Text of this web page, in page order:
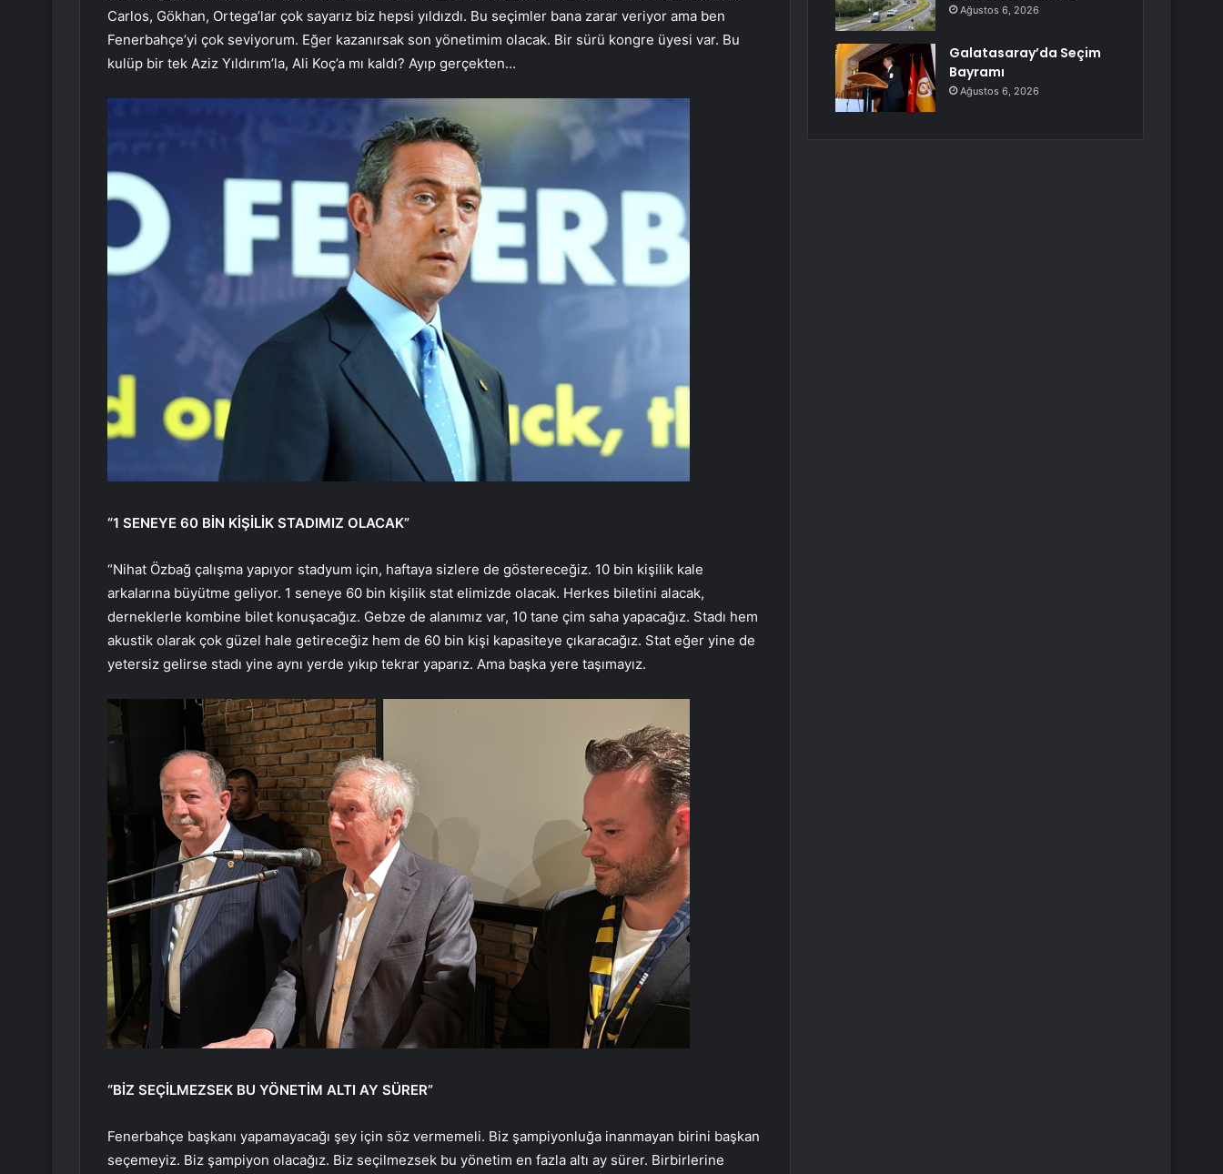
Carlos, Gökhan, Ortega’lar çok sayarız biz hepsi yıldızdı. Bu seçimler bana zarar veriyor ama ben
Fenerbahçe’yi çok seviyorum. Eğer kazanırsak son yönetimim olacak. Bir sürü kongre üyesi var. Bu
kulüp bir tek Aziz Yıldırım’la, Ali Koç’a mı kaldı? Ayıp gerçekten…
“1 SENEYE 60 BİN KİŞİLİK STADIMIZ OLACAK”
“Nihat Özbağ çalışma yapıyor stadyum için, haftaya sizlere de göstereceğiz. 10 bin kişilik kale
arkalarına büyütme geliyor. 1 seneye 60 bin kişilik stat elimizde olacak. Herkes biletini alacak,
derneklerle kombine bilet konuşacağız. Gebze de alanımız var, 10 tane çim saha yapacağız. Stadı hem
akustik olarak çok güzel hale getireceğiz hem de 60 bin kişi kapasiteye çıkaracağız. Stat eğer yine de
yetersiz gelirse stadı yine aynı yerde yıkıp tekrar yaparız. Ama başka yere taşımayız.
“BİZ SEÇİLMEZSEK BU YÖNETİM ALTI AY SÜRER”
Fenerbahçe başkanı yapamayacağı şey için söz vermemeli. Biz şampiyonluğa inanmayan birini başkan
seçemeyiz. Biz şampiyon olacağız. Biz seçilmezsek bu yönetim en fazla altı ay sürer. Birbirlerine
Ağustos 6, 2026
Galatasaray’da Seçim
Bayramı
Ağustos 6, 2026